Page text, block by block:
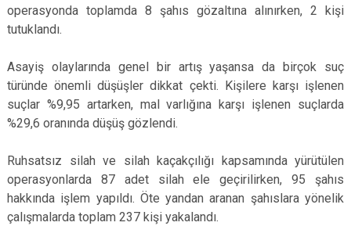
operasyonda toplamda 8 şahıs gözaltına alınırken, 2 kişi
tutuklandı.
Asayiş olaylarında genel bir artış yaşansa da birçok suç
türünde önemli düşüşler dikkat çekti. Kişilere karşı işlenen
suçlar %9,95 artarken, mal varlığına karşı işlenen suçlarda
%29,6 oranında düşüş gözlendi.
Ruhsatsız silah ve silah kaçakçılığı kapsamında yürütülen
operasyonlarda 87 adet silah ele geçirilirken, 95 şahıs
hakkında işlem yapıldı. Öte yandan aranan şahıslara yönelik
çalışmalarda toplam 237 kişi yakalandı.